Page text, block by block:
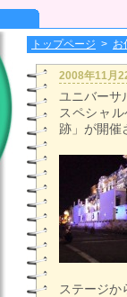
トップページ > お
2008年11月
ユニバーサ
スペシャ
跡」が開催
ステージか